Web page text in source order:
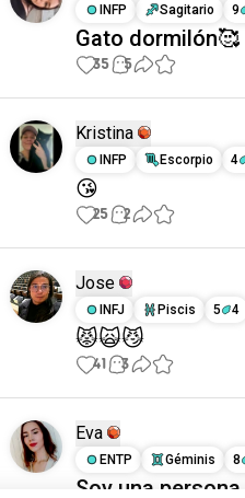
INFP
Sagitario 9
Gato dormilón🥰
35 5
Kristina
INFP
Escorpio 4
😘
25 2
Jose
INFJ
Piscis 5 4
😾🙀😼
41 3
Eva
ENTP
Géminis 8
Soy una